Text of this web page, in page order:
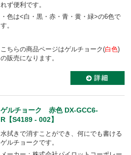
れず便利です。
・色は<白・黒・赤・青・黄・緑>の6色で
す。
こちらの商品ページはゲルチョーク(白色)
の販売になります。
ゲルチョーク 赤色 DX-GCC6-
R【S4189 - 002】
水拭きで消すことができ、何にでも書ける
ゲルチョークです。